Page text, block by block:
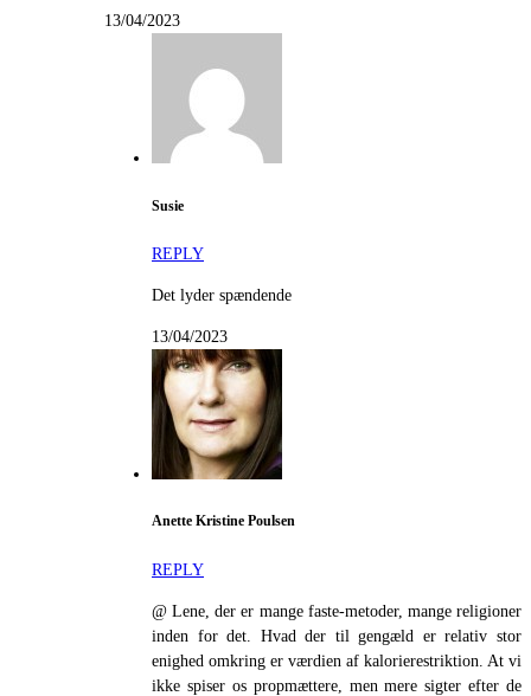
13/04/2023
Susie
REPLY
Det lyder spændende
13/04/2023
Anette Kristine Poulsen
REPLY
@ Lene, der er mange faste-metoder, mange religioner
inden for det. Hvad der til gengæld er relativ stor
enighed omkring er værdien af kalorierestriktion. At vi
ikke spiser os propmættere, men mere sigter efter de